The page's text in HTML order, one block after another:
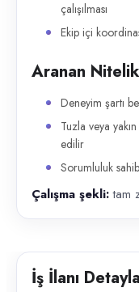
çalışılması
Ekip içi
Aranan
Deneyim şartı
Tuzla veya
edilir
Sorumluluk
Çalışma şekli:tam
İş İlanı